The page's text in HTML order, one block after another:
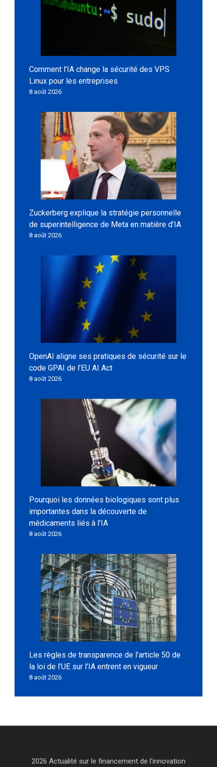
Comment l’IA change la sécurité des VPS
Linux pour les entreprises
8 août 2026
Zuckerberg explique la stratégie personnelle
de superintelligence de Meta en matière d’IA
8 août 2026
OpenAI aligne ses pratiques de sécurité sur le
code GPAI de l’EU AI Act
8 août 2026
Pourquoi les données biologiques sont plus
importantes dans la découverte de
médicaments liés à l’IA
8 août 2026
Les règles de transparence de l’article 50 de
la loi de l’UE sur l’IA entrent en vigueur
8 août 2026
2026 Actualité sur le financement de l'innovation